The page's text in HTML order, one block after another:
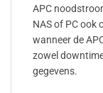
APC
NAS of PC ook
wanneer de
zowel
gegevens.